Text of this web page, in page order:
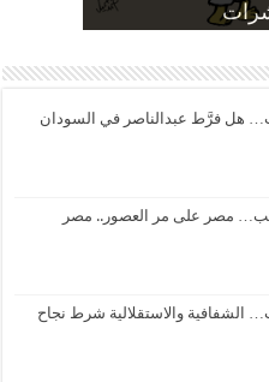
في مصر
هل فرَّط عبدالناصر في السودان
مصر على مر العصور.. مصر
الشفافية والاستقلالية شرط نجاح